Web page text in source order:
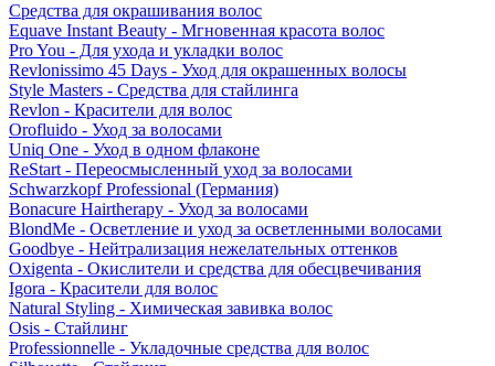
Средства для окрашивания волос
Equave Instant Beauty - Мгновенная красота волос
Pro You - Для ухода и укладки волос
Revlonissimo 45 Days - Уход для окрашенных волосы
Style Masters - Средства для стайлинга
Revlon - Красители для волос
Orofluido - Уход за волосами
Uniq One - Уход в одном флаконе
ReStart - Переосмысленный уход за волосами
Schwarzkopf Professional (Германия)
Bonacure Hairtherapy - Уход за волосами
BlondMe - Осветление и уход за осветленными волосами
Goodbye - Нейтрализация нежелательных оттенков
Oxigenta - Окислители и средства для обесцвечивания
Igora - Красители для волос
Natural Styling - Химическая завивка волос
Osis - Стайлинг
Professionnelle - Укладочные средства для волос